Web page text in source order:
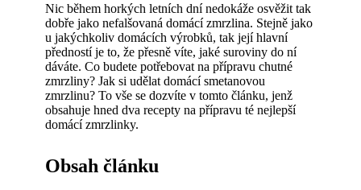
Nic během horkých letních dní nedokáže osvěžit tak
dobře jako nefalšovaná domácí zmrzlina. Stejně jako
u jakýchkoliv domácích výrobků, tak její hlavní
předností je to, že přesně víte, jaké suroviny do ní
dáváte. Co budete potřebovat na přípravu chutné
zmrzliny? Jak si udělat domácí smetanovou
zmrzlinu? To vše se dozvíte v tomto článku, jenž
obsahuje hned dva recepty na přípravu té nejlepší
domácí zmrzlinky.
Obsah článku